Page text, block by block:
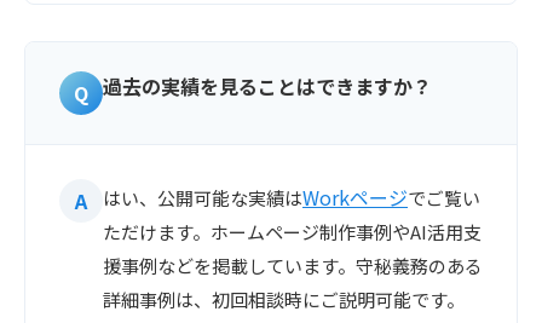
過去の実績を見ることはできますか？
はい、公開可能な実績はWorkページでご覧い
ただけます。ホームページ制作事例やAI活用支
援事例などを掲載しています。守秘義務のある
詳細事例は、初回相談時にご説明可能です。